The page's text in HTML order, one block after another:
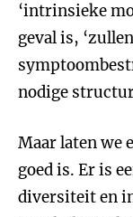
‘intrinsieke
geval is,
nodige
Maar laten we
goed is. Er is
diversiteit en